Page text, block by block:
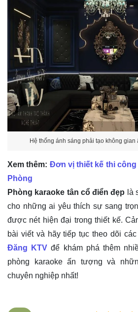
Hệ thống ánh sáng phải tạo không gian
Xem thêm: Đơn vị thiết kế thi
Phòng
Phòng karaoke tân cổ điển đẹp là
cho những ai yêu thích sự sang
được nét hiện đại trong thiết kế.
bài viết và hãy tiếp tục theo dõi
Đăng KTV để khám phá thêm
phòng karaoke ấn tượng và
chuyên nghiệp nhất!